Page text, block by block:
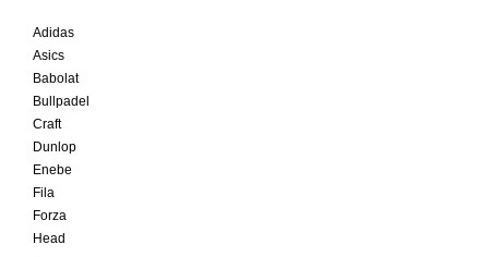
Adidas
Asics
Babolat
Bullpadel
Craft
Dunlop
Enebe
Fila
Forza
Head